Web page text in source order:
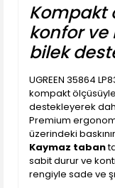
Kompakt
konfor
bilek
UGREEN 35864
kompakt
destekleyerek
Premium
üzerindeki
Kaymaz taban
sabit durur ve
rengiyle sade ve